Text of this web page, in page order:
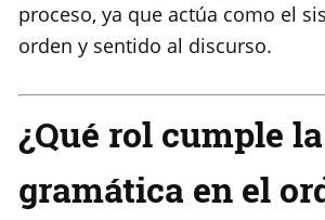
proceso, ya que actúa como el
orden y sentido al discurso.
¿Qué rol cumple la
gramática en el